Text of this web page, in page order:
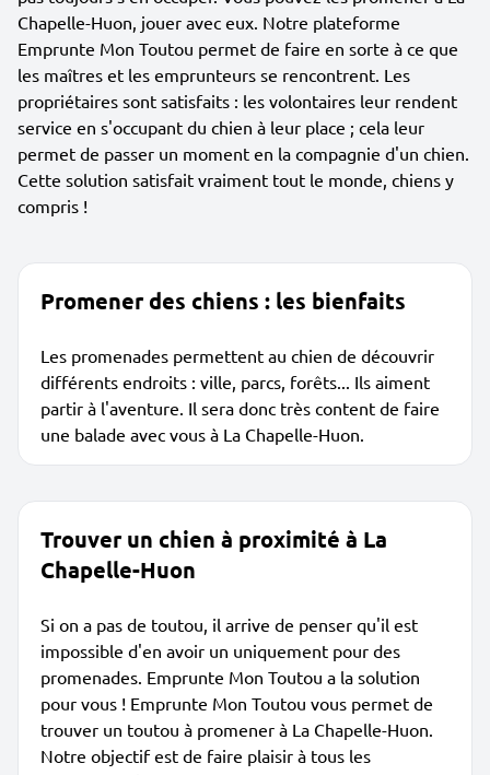
Chapelle-Huon, jouer avec eux. Notre plateforme
Emprunte Mon Toutou permet de faire en sorte à ce que
les maîtres et les emprunteurs se rencontrent. Les
propriétaires sont satisfaits : les volontaires leur rendent
service en s'occupant du chien à leur place ; cela leur
permet de passer un moment en la compagnie d'un chien.
Cette solution satisfait vraiment tout le monde, chiens y
compris !
Promener des chiens : les bienfaits
Les promenades permettent au chien de découvrir
différents endroits : ville, parcs, forêts... Ils aiment
partir à l'aventure. Il sera donc très content de faire
une balade avec vous à La Chapelle-Huon.
Trouver un chien à proximité à La
Chapelle-Huon
Si on a pas de toutou, il arrive de penser qu'il est
impossible d'en avoir un uniquement pour des
promenades. Emprunte Mon Toutou a la solution
pour vous ! Emprunte Mon Toutou vous permet de
trouver un toutou à promener à La Chapelle-Huon.
Notre objectif est de faire plaisir à tous les